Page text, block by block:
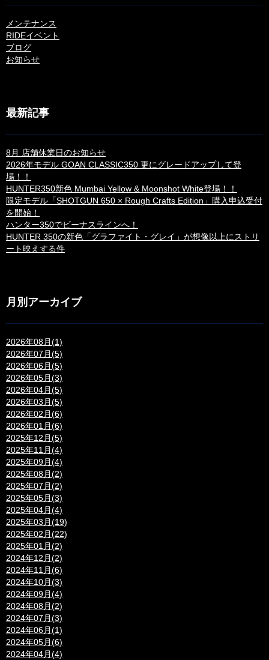
メンテナンス
RIDEイベント
ブログ
お知らせ
最新記事
8月 店舗休業日のお知らせ
2026年モデル GOAN CLASSIC350 更にグレードアップして登
場！！
HUNTER350新色 Mumbai Yellow & Moonshot White登場！！
限定モデル「SHOTGUN 650 × Rough Crafts Edition」購入申込受付
を開始！
ハンター350でビーナスラインへ！
HUNTER 350の新色「グラファイト・グレイ」が想像以上にストリ
ート映えする件
月別アーカイブ
2026年08月(1)
2026年07月(5)
2026年06月(5)
2026年05月(3)
2026年04月(5)
2026年03月(5)
2026年02月(6)
2026年01月(6)
2025年12月(5)
2025年11月(4)
2025年09月(4)
2025年08月(2)
2025年07月(2)
2025年05月(3)
2025年04月(4)
2025年03月(19)
2025年02月(22)
2025年01月(2)
2024年12月(2)
2024年11月(6)
2024年10月(3)
2024年09月(4)
2024年08月(2)
2024年07月(3)
2024年06月(1)
2024年05月(6)
2024年04月(4)